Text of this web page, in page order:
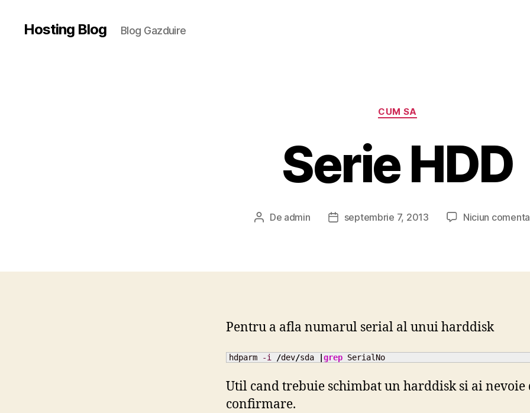
Hosting Blog Blog Gazduire
Categorii
CUM SA
Serie HDD
Autor
De admin
Datăseptembrie 7, 2013 Niciun
Pentru a afla numarul serial al unui harddisk
hdparm -i /dev/sda grep SerialNo
Util cand trebuie schimbat un harddisk si ai nevoie
confirmare.